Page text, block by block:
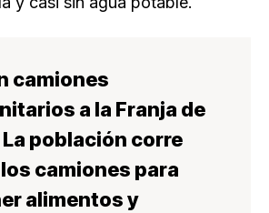
camiones
a la Franja de
La población corre
camiones para
alimentos y